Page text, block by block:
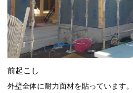
前起こし
外壁全体に耐力面材を貼っています。